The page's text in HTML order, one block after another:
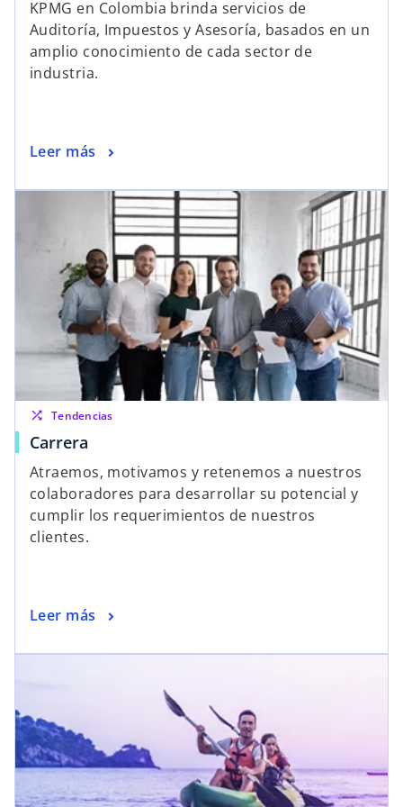
KPMG en Colombia brinda servicios de
Auditoría, Impuestos y Asesoría, basados en un
amplio conocimiento de cada sector de
industria.
Leer más
shuffle Tendencias
Carrera
Atraemos, motivamos y retenemos a nuestros
colaboradores para desarrollar su potencial y
cumplir los requerimientos de nuestros
clientes.
Leer más